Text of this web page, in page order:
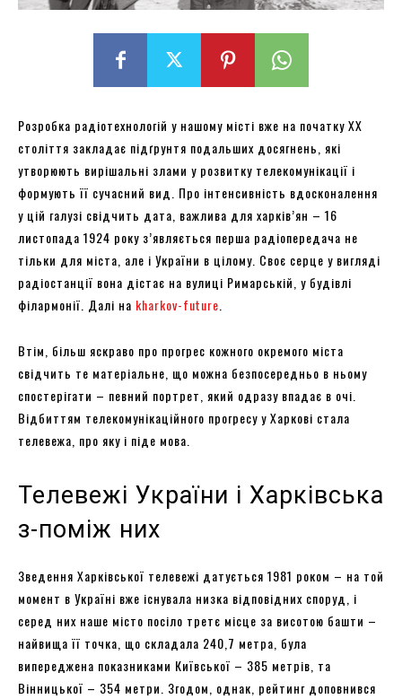
Розробка радіотехнологій у нашому місті вже на початку ХХ
століття закладає підґрунтя подальших досягнень, які
утворюють вирішальні злами у розвитку телекомунікації і
формують її сучасний вид. Про інтенсивність вдосконалення
у цій галузі свідчить дата, важлива для харків’ян – 16
листопада 1924 року з’являється перша радіопередача не
тільки для міста, але і України в цілому. Своє серце у вигляді
радіостанції вона дістає на вулиці Римарській, у будівлі
філармонії. Далі на kharkov-future
Втім, більш яскраво про прогрес кожного окремого міста
свідчить те матеріальне, що можна безпосередньо в ньому
спостерігати – певний портрет, який одразу впадає в очі.
Відбиттям телекомунікаційного прогресу у Харкові стала
телевежа, про яку і піде мова.
Телевежі України і Харківська
з-поміж них
Зведення Харківської телевежі датується 1981 роком – на той
момент в Україні вже існувала низка відповідних споруд, і
серед них наше місто посіло третє місце за висотою башти –
найвища її точка, що складала 240,7 метра, була
випереджена показниками Київської – 385 метрів, та
Вінницької – 354 метри. Згодом, однак, рейтинг доповнився